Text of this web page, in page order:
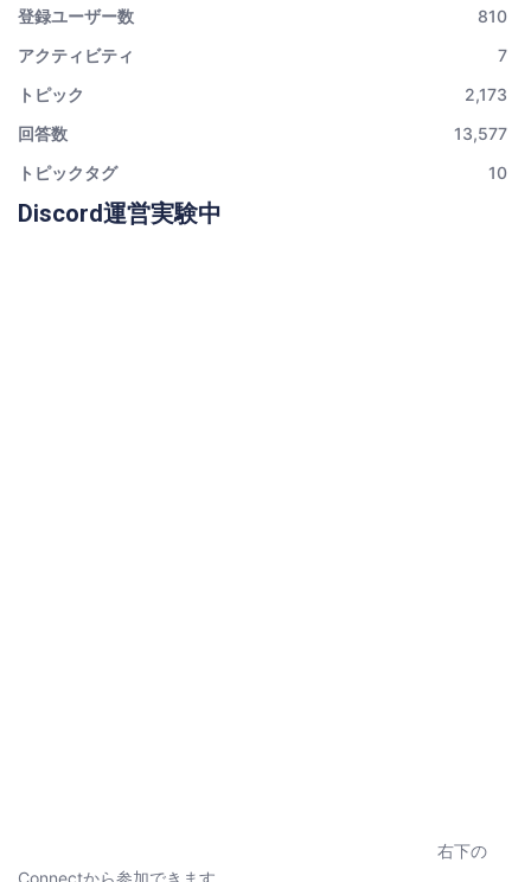
登録ユーザー数
810
アクティビティ
7
トピック
2,173
回答数
13,577
トピックタグ
10
Discord運営実験中
右下の
Connectから参加できます